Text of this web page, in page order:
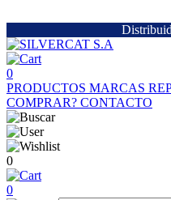
0
PRODUCTOS MARCAS
COMPRAR? CONTACTO
0
0